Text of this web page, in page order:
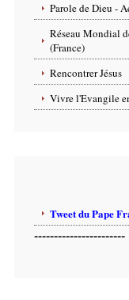
Parole de Dieu -
Réseau Mondial
(France)
Rencontrer Jésus
Vivre l'Evangile
Tweet du Pape
-----------------------